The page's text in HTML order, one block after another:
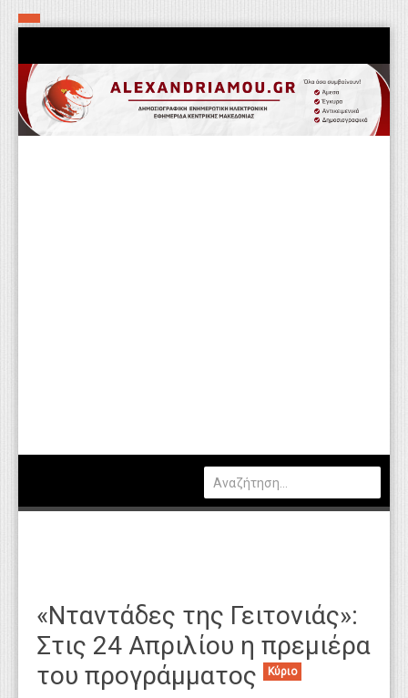
«Νταντάδες της Γειτονιάς»:
Στις 24 Απριλίου η πρεμιέρα
του προγράμματος
Κύριο
Αρχική
Τα εν δήμω εν οίκω
Πολιτιστικά-Εκκλησιαστικά
Καιρός
Τεχνολογία
Εκπαίδευση
Υγεία